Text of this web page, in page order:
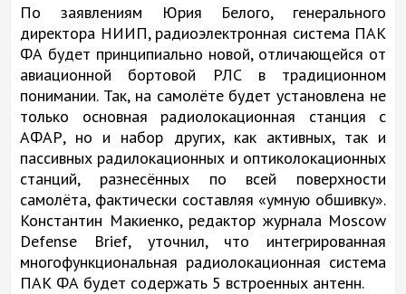
По заявлениям Юрия Белого, генерального
директора НИИП, радиоэлектронная система ПАК
ФА будет принципиально новой, отличающейся от
авиационной бортовой РЛС в традиционном
понимании. Так, на самолёте будет установлена не
только основная радиолокационная станция с
АФАР, но и набор других, как активных, так и
пассивных радилокационных и оптиколокационных
станций, разнесённых по всей поверхности
самолёта, фактически составляя «умную обшивку».
Константин Макиенко, редактор журнала Moscow
Defense Brief, уточнил, что интегрированная
многофункциональная радиолокационная система
ПАК ФА будет содержать 5 встроенных антенн.